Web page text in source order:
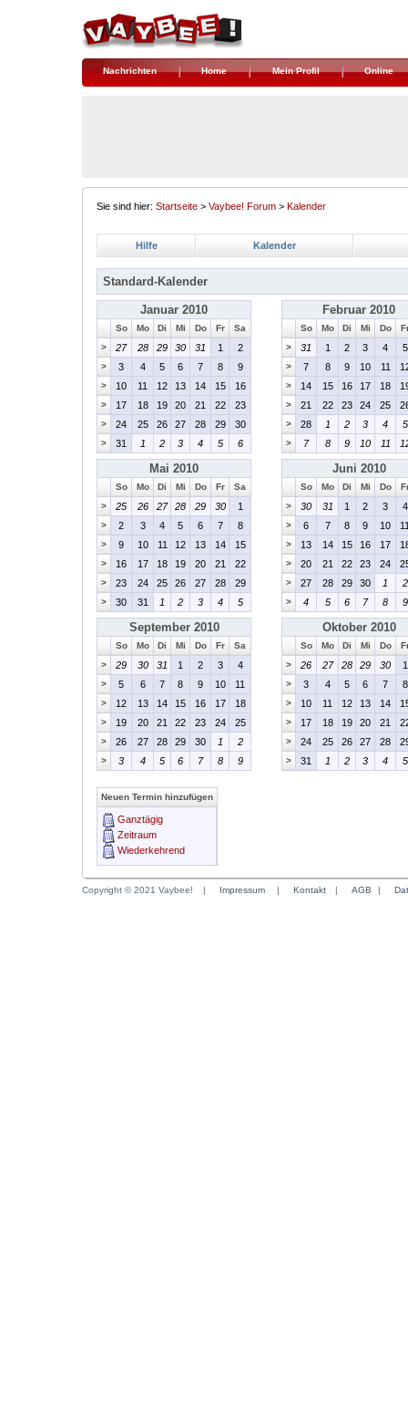
Nachrichten Home Mein Profil Online
Sie sind hier: Startseite > Vaybee! Forum > Kalender
Hilfe Kalender
Standard-Kalender
Januar 2010
So Mo Di Mi Do Fr
Sa
>
27 28 29 30 31 1 2
> 3 4 5 6 7 8 9
> 10 11 12 13 14 15 16
> 17 18 19 20 21 22 23
> 24 25 26 27 28 29 30
> 31 1 2 3 4 5 6
Februar 2010
So Mo Di Mi Do
>
31 1 2 3 4 5
> 7 8 9 10 11
> 14 15 16 17 18
> 21 22 23 24 25
> 28 1 2 3 4 5
> 7 8 9 10 11
Mai 2010
So Mo Di Mi Do Fr
Sa
>
25 26 27 28 29 30 1
> 2 3 4 5 6 7 8
> 9 10 11 12 13 14 15
> 16 17 18 19 20 21 22
> 23 24 25 26 27 28 29
> 30 31 1 2 3 4 5
Juni 2010
So Mo Di Mi Do
>
30 31 1 2 3 4
> 6 7 8 9 10
> 13 14 15 16 17
> 20 21 22 23 24
> 27 28 29 30 1 2
> 4 5 6 7 8 9
September 2010
So Mo Di Mi Do Fr
Sa
>
29 30 31 1 2 3 4
> 5 6 7 8 9 10 11
> 12 13 14 15 16 17 18
> 19 20 21 22 23 24 25
> 26 27 28 29 30 1 2
> 3 4 5 6 7 8 9
Oktober 2010
So Mo Di Mi Do
>
26 27 28 29 30 1
> 3 4 5 6 7 8
> 10 11 12 13 14
> 17 18 19 20 21
> 24 25 26 27 28
> 31 1 2 3 4 5
Neuen Termin hinzufügen
Ganztägig
Zeitraum
Wiederkehrend
Copyright © 2021 Vaybee! | Impressum | Kontakt | AGB |